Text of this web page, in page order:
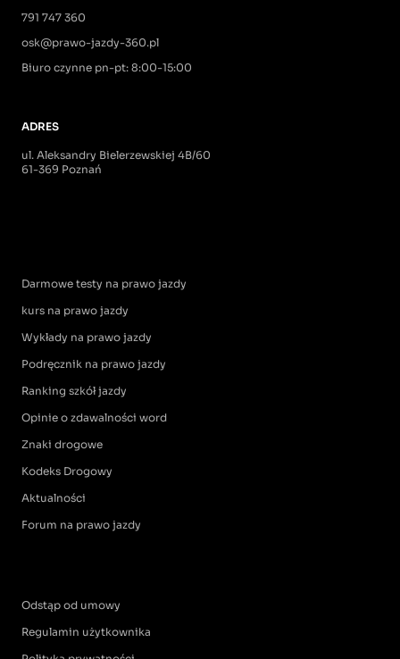
791 747 360
osk@prawo-jazdy-360.pl
Biuro czynne pn-pt: 8:00-15:00
ADRES
ul. Aleksandry Bielerzewskiej 4B/60
61-369 Poznań
Darmowe testy na prawo jazdy
kurs na prawo jazdy
Wykłady na prawo jazdy
Podręcznik na prawo jazdy
Ranking szkół jazdy
Opinie o zdawalności word
Znaki drogowe
Kodeks Drogowy
Aktualności
Forum na prawo jazdy
Odstąp od umowy
Regulamin użytkownika